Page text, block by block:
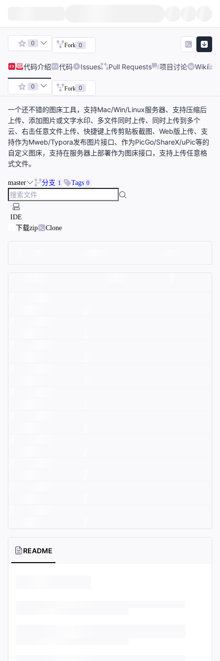
0 Fork 0
代码介绍 代码 Issues Pull Requests 项目讨论 Wiki
0 Fork 0
一个还不错的图床工具，支持Mac/Win/Linux服务器、支持压缩后
上传、添加图片或文字水印、多文件同时上传、同时上传到多个
云、右击任意文件上传、快捷键上传剪贴板截图、Web版上传、支
持作为Mweb/Typora发布图片接口、作为PicGo/ShareX/uPic等的
自定义图床，支持在服务器上部署作为图床接口，支持上传任意格
式文件。
master 分支 1 Tags 0
IDE
下载zip
Clone
README